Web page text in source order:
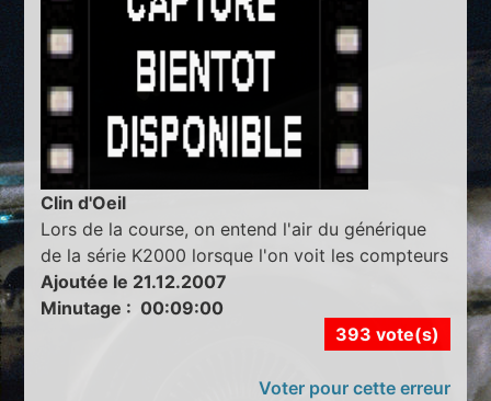
Clin d'Oeil
Lors de la course, on entend l'air du générique
de la série K2000 lorsque l'on voit les compteurs
Ajoutée le 21.12.2007
Minutage : 00:09:00
393 vote(s)
Voter pour cette erreur